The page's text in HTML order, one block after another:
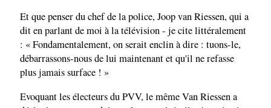
Et que penser du chef de la police, Joop van Riessen, qui a
dit en parlant de moi à la télévision - je cite littéralement
: « Fondamentalement, on serait enclin à dire : tuons-le,
débarrassons-nous de lui maintenant et qu'il ne refasse
plus jamais surface ! »
Evoquant les électeurs du PVV, le même Van Riessen a